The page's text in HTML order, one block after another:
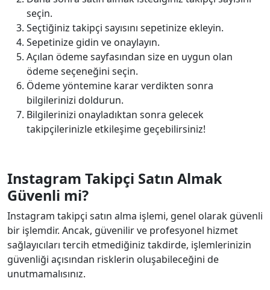
seçin.
Seçtiğiniz takipçi sayısını sepetinize ekleyin.
Sepetinize gidin ve onaylayın.
Açılan ödeme sayfasından size en uygun olan
ödeme seçeneğini seçin.
Ödeme yöntemine karar verdikten sonra
bilgilerinizi doldurun.
Bilgilerinizi onayladıktan sonra gelecek
takipçilerinizle etkileşime geçebilirsiniz!
Instagram Takipçi Satın Almak
Güvenli mi?
Instagram takipçi satın alma işlemi, genel olarak güvenli
bir işlemdir. Ancak, güvenilir ve profesyonel hizmet
sağlayıcıları tercih etmediğiniz takdirde, işlemlerinizin
güvenliği açısından risklerin oluşabileceğini de
unutmamalısınız.